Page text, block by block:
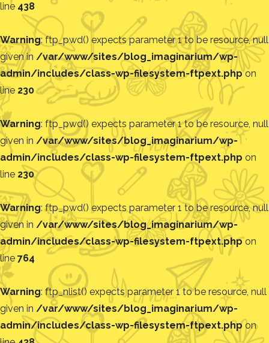
line 438
Warning: ftp_pwd() expects parameter 1 to be resource, null
given in /var/www/sites/blog_imaginarium/wp-
admin/includes/class-wp-filesystem-ftpext.phpon
line 230
Warning: ftp_pwd() expects parameter 1 to be resource, null
given in /var/www/sites/blog_imaginarium/wp-
admin/includes/class-wp-filesystem-ftpext.php on
line 230
Warning: ftp_pwd() expects parameter 1 to be resource, null
given in /var/www/sites/blog_imaginarium/wp-
admin/includes/class-wp-filesystem-ftpext.phpon
line 764
Warning: ftp_nlist() expects parameter 1 to be resource, null
given in /var/www/sites/blog_imaginarium/wp-
admin/includes/class-wp-filesystem-ftpext.phpon